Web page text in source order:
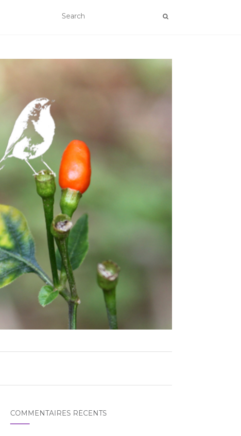
COMMENTAIRES RÉCENTS